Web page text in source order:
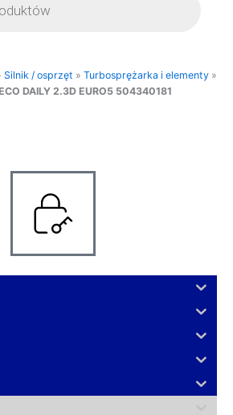
Silnik / osprzęt » Turbosprężarka i elementy »
DAILY 2.3D EURO5 504340181